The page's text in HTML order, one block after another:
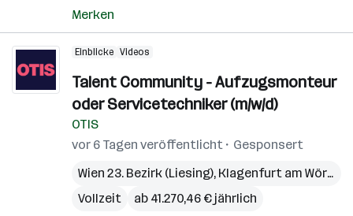
Merken
Einblicke Videos
Talent Community - Aufzugsmonteur
oder Servicetechniker (m/w/d)
OTIS
vor 6 Tagen veröffentlicht
Gesponsert
Wien 23. Bezirk (Liesing), Klagenfurt am Wörthersee
Vollzeit
ab 41.270,46 € jährlich